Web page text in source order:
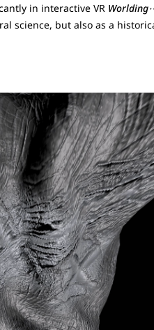
in interactive VR
science, but also as a